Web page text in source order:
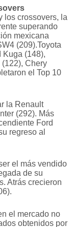
los crossovers, la
superando
mexicana
(209).Toyota
Kuga (148),
Chery
el Top 10
la Renault
(292). Más
Ford
regreso al
el más vendido
de su
Atrás crecieron
el mercado no
obtenidos por